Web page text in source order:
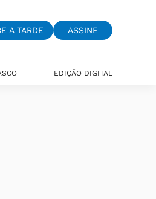
A TARDE ASSINE
EDIÇÃO DIGITAL